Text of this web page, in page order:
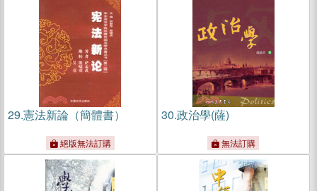
29.憲法新論（簡體書）
絕版無法訂購
30.政治學(薩)
無法訂購